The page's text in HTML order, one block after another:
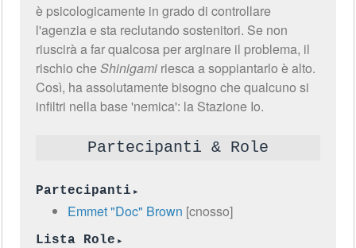
è psicologicamente in grado di controllare
l'agenzia e sta reclutando sostenitori. Se non
riuscirà a far qualcosa per arginare il problema, il
rischio cheShinigami riesca a soppiantarlo è alto.
Così, ha assolutamente bisogno che qualcuno si
infiltri nella base 'nemica': la Stazione Io.
Partecipanti & Role
Partecipanti
Emmet "Doc" Brown [cnosso]
Lista Role